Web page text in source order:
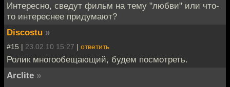
Интересно, сведут фильм на тему "любви" или что-
то интереснее придумают?
Discostu »
#15 | 23.02.10 15:27 | ответить
Ролик многообещающий, будем посмотреть.
Arclite »